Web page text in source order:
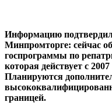
Информацию
Минпромторге: сейчас
госпрограммы по
которая действует с 2007
Планируются
границей.